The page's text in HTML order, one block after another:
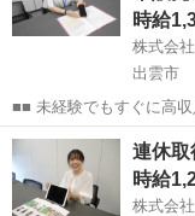
時給
株式会
出雲市
■■ 未経験でもすぐに高
なので、すぐに高収入!!
なんてキャリアアップも目指せます!! ■■ 来社
録!! ■■...
島根 出雲市 店
連休取
時給
株式会